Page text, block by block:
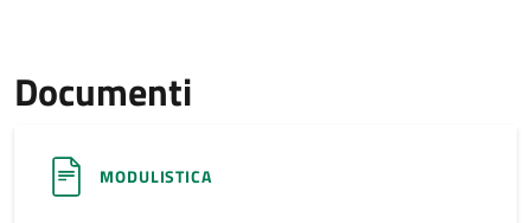
Documenti
MODULISTICA